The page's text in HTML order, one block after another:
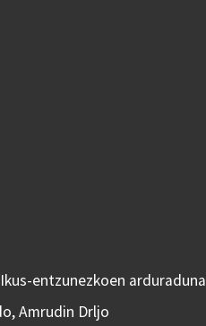
entzunezkoen
Amrudin Drljo